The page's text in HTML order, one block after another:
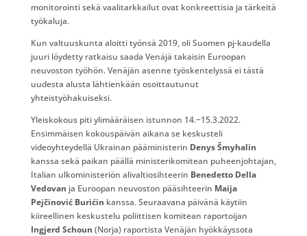
monitorointi sekä vaalitarkkailut ovat konkreettisia ja tärkeitä
työkaluja.
Kun valtuuskunta aloitti työnsä 2019, oli Suomen pj-kaudella
juuri löydetty ratkaisu saada Venäjä takaisin Euroopan
neuvoston työhön. Venäjän asenne työskentelyssä ei tästä
uudesta alusta lähtienkään osoittautunut
yhteistyöhakuiseksi.
Yleiskokous piti ylimääräisen istunnon 14.−15.3.2022.
Ensimmäisen kokouspäivän aikana se keskusteli
videoyhteydellä Ukrainan pääministerin Denys Šmyhalin
kanssa sekä paikan päällä ministerikomitean puheenjohtajan,
Italian ulkoministeriön alivaltiosihteerin Benedetto Della
Vedovan ja Euroopan neuvoston pääsihteerin Maija
Pejčinović Burićin kanssa. Seuraavana päivänä käytiin
kiireellinen keskustelu poliittisen komitean raportoijan
Ingjerd Schoun (Norja) raportista Venäjän hyökkäyssota